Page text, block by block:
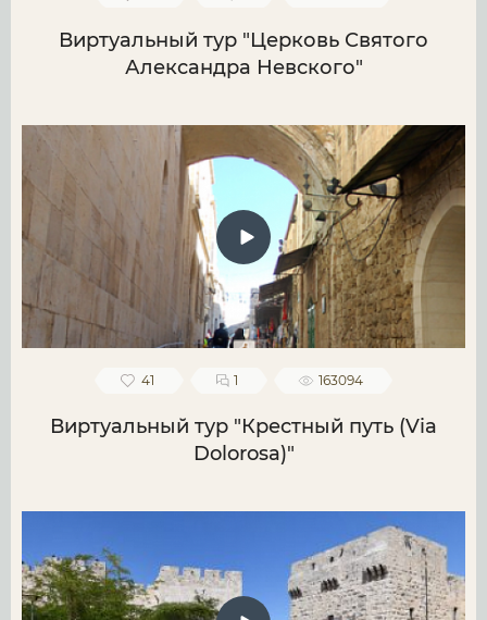
Виртуальный тур "Церковь Святого
Александра Невского"
41 1 163094
Виртуальный тур "Крестный путь (Via
Dolorosa)"